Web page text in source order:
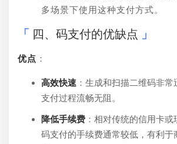
多场景下使用这种支付方式。
四、码支付的优缺点
优点 ：
高效快速 ：生成和扫描二维码非
支付过程流畅无阻。
降低手续费 ：相对传统的信用卡或
码支付的手续费通常较低，有利于